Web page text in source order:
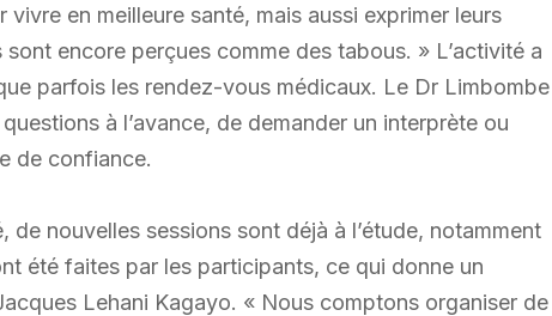
en meilleure santé, mais aussi exprimer leurs
encore perçues comme des tabous. » L’activité a
parfois les rendez-vous médicaux. Le Dr Limbombe
à l’avance, de demander un interprète ou
de confiance.
de nouvelles sessions sont déjà à l’étude, notamment
été faites par les participants, ce qui donne un
Lehani Kagayo. « Nous comptons organiser de